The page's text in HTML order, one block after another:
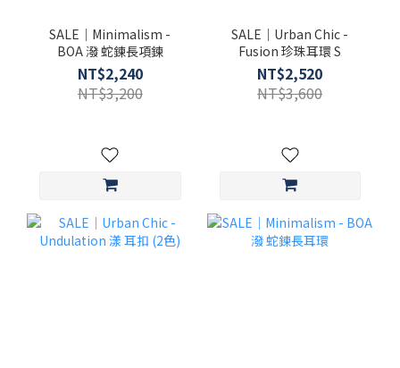
SALE｜Minimalism -
BOA 潑 蛇鍊長項鍊
NT$2,240
NT$3,200
SALE｜Urban Chic -
Fusion 珍珠耳環 S
NT$2,520
NT$3,600